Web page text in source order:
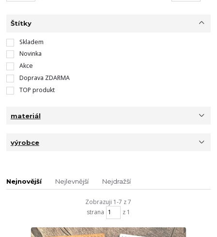
Štítky
Skladem
Novinka
Akce
Doprava ZDARMA
TOP produkt
materiál
výrobce
Nejnovější Nejlevnější Nejdražší
Zobrazuji 1-7 z 7
strana
z 1